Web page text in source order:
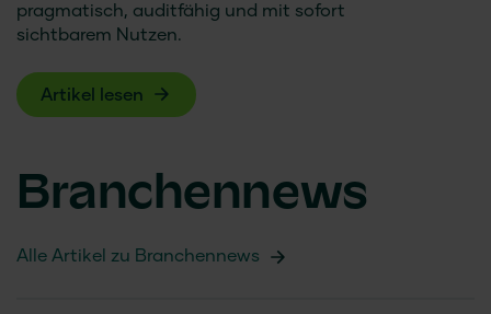
pragmatisch, auditfähig und mit sofort
sichtbarem Nutzen.
Artikel lesen
Branchennews
Alle Artikel zu Branchennews